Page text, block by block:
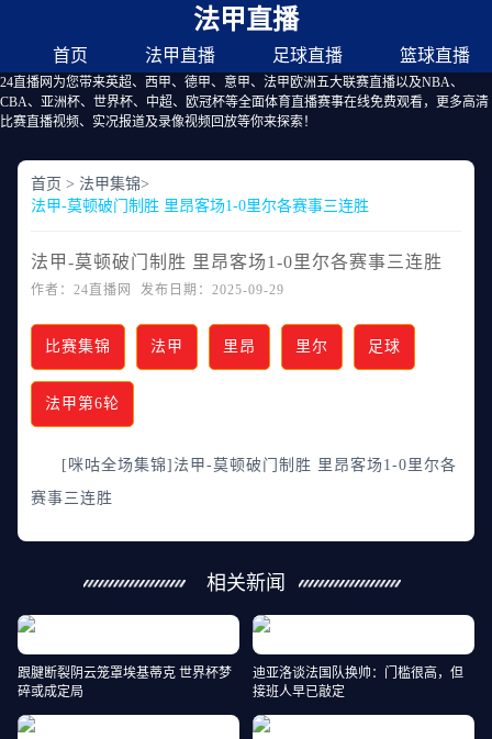
法甲直播
首页 法甲直播 足球直播 篮球直播
24直播网为您带来英超、西甲、德甲、意甲、法甲欧洲五大联赛直播以及NBA、
CBA、亚洲杯、世界杯、中超、欧冠杯等全面体育直播赛事在线免费观看，更多高清
比赛直播视频、实况报道及录像视频回放等你来探索！
首页 > 法甲集锦>
法甲-莫顿破门制胜 里昂客场1-0里尔各赛事三连胜
法甲-莫顿破门制胜 里昂客场1-0里尔各赛事三连胜
作者：24直播网 发布日期：2025-09-29
比赛集锦 法甲 里昂 里尔 足球
法甲第6轮
[咪咕全场集锦]法甲-莫顿破门制胜 里昂客场1-0里尔各
赛事三连胜
相关新闻
跟腱断裂阴云笼罩埃基蒂克 世界杯梦
碎或成定局
迪亚洛谈法国队换帅：门槛很高，但
接班人早已敲定